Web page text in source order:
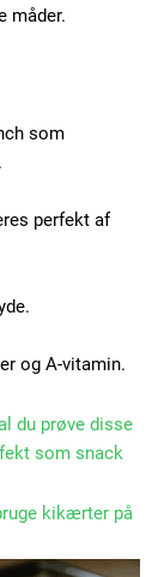
måder.
som
perfekt af
og A-vitamin.
du prøve disse
som snack
kikærter på